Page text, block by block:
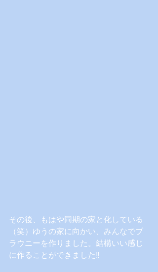
その後、もはや同期の家と化している
（笑）ゆうの家に向かい、みんなでブ
ラウニーを作りました。結構いい感じ
に作ることができました‼